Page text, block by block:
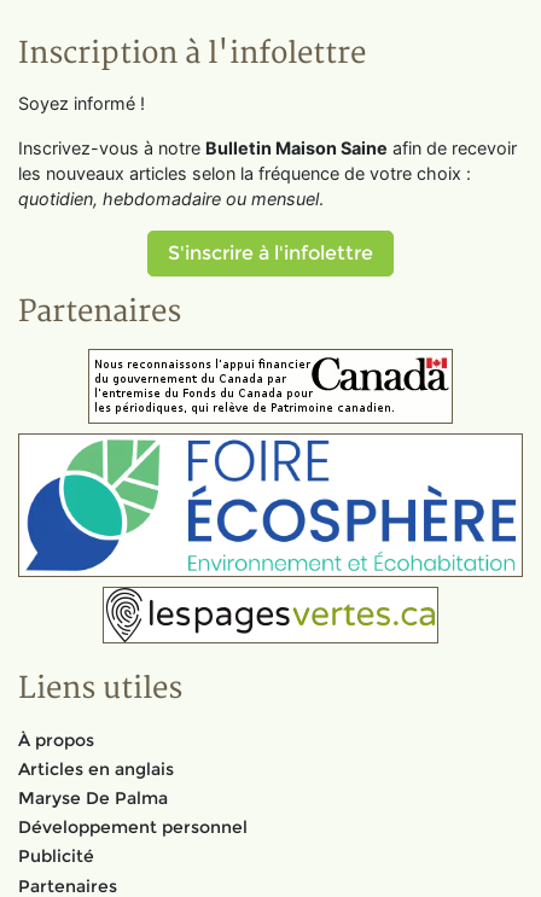
Inscription à l'infolettre
Soyez informé !
Inscrivez-vous à notre Bulletin Maison Saine afin de recevoir
les nouveaux articles selon la fréquence de votre choix :
quotidien, hebdomadaire ou mensuel.
S'inscrire à l'infolettre
Partenaires
Liens utiles
À propos
Articles en anglais
Maryse De Palma
Développement personnel
Publicité
Partenaires